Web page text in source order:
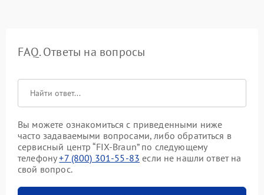
FAQ. Ответы на вопросы
Вы можете ознакомиться с приведенными ниже
часто задаваемыми вопросами, либо обратиться в
сервисный центр “FIX-Braun” по следующему
телефону+7 (800) 301-55-83 если не нашли ответ на
свой вопрос.